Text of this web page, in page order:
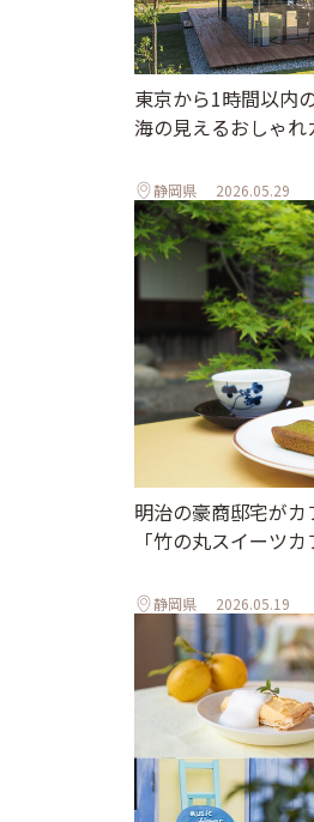
東京から1時間以内
海の見えるおしゃれ
静岡県 2026.05.29
明治の豪商邸宅が
「竹の丸スイーツ
静岡県 2026.05.19